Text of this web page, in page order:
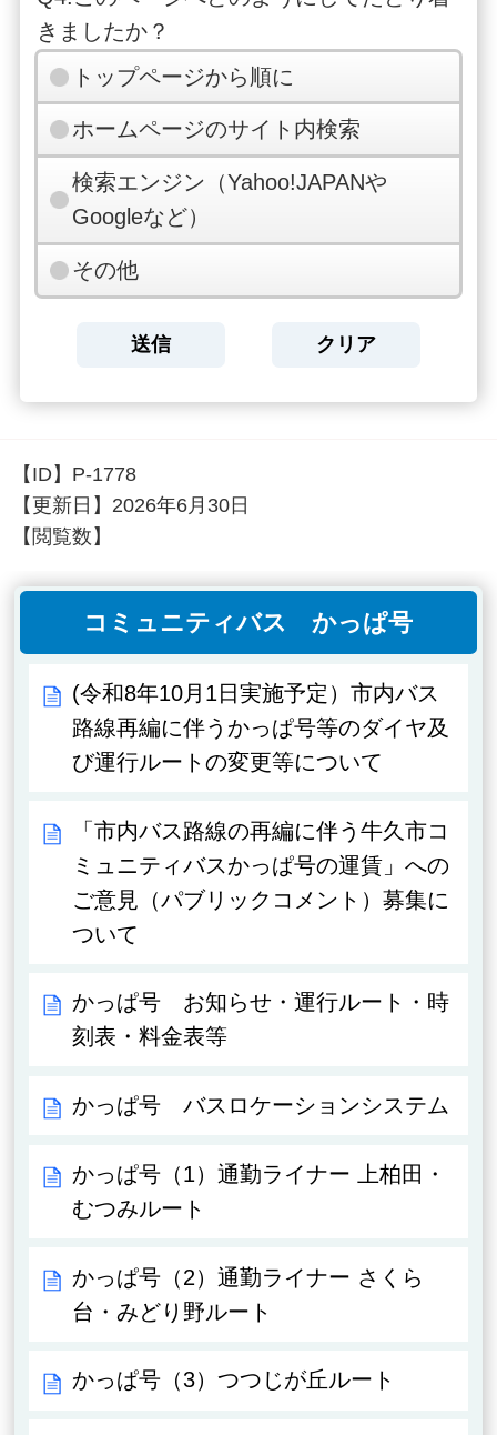
きましたか？
トップページから順に
ホームページのサイト内検索
検索エンジン（Yahoo!JAPANや
Googleなど）
その他
【ID】 P-1778
【更新日】 2026年6月30日
【閲覧数】
コミュニティバス かっぱ号
(令和8年10月1日実施予定）市内バス
路線再編に伴うかっぱ号等のダイヤ及
び運行ルートの変更等について
「市内バス路線の再編に伴う牛久市コ
ミュニティバスかっぱ号の運賃」への
ご意見（パブリックコメント）募集に
ついて
かっぱ号 お知らせ・運行ルート・時
刻表・料金表等
かっぱ号 バスロケーションシステム
かっぱ号（1）通勤ライナー 上柏田・
むつみルート
かっぱ号（2）通勤ライナー さくら
台・みどり野ルート
かっぱ号（3）つつじが丘ルート